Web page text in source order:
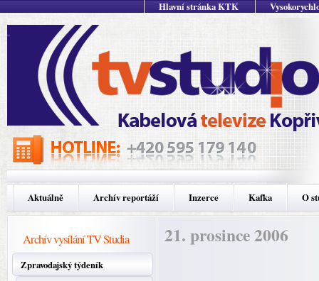
Hlavní stránka KTK
Aktuálně Archív reportáží Inzerce Kafka O
Archív vysílání TV Studia
Zpravodajský týdeník
21. prosince 2006